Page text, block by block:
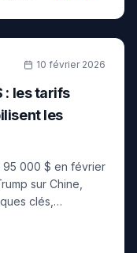
12min
10 février 2026
: les tarifs
les
95 000 $ en février
sur Chine,
clés,